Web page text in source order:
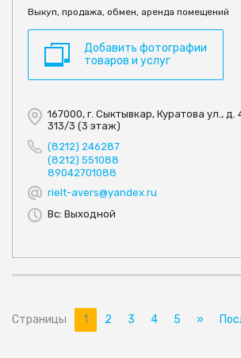
Выкуп, продажа, обмен, аренда помещений
Добавить фотографии
товаров и услуг
167000, г. Сыктывкар, Куратова ул., д.
313/3 (3 этаж)
(8212) 246287
(8212) 551088
89042701088
rielt-avers@yandex.ru
Вс: Выходной
Страницы 1 2 3 4 5 »